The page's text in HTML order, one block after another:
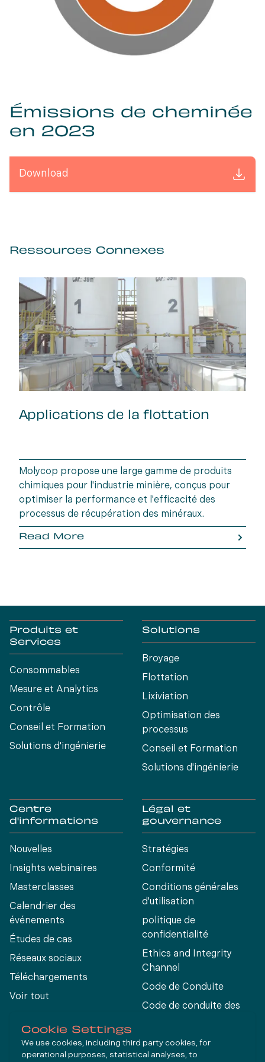
Émissions de cheminée
en 2023
Download
Ressources Connexes
Applications de la flottation
Molycop propose une large gamme de produits
chimiques pour l'industrie minière, conçus pour
optimiser la performance et l'efficacité des
processus de récupération des minéraux.
Read More
Produits et
Services
Consommables
Mesure et Analytics
Contrôle
Conseil et Formation
Solutions d'ingénierie
Solutions
Broyage
Flottation
Lixiviation
Optimisation des
processus
Conseil et Formation
Solutions d'ingénierie
Centre
d'informations
Nouvelles
Insights webinaires
Masterclasses
Calendrier des
événements
Études de cas
Réseaux sociaux
Téléchargements
Voir tout
Légal et
gouvernance
Stratégies
Conformité
Conditions générales
d'utilisation
politique de
confidentialité
Ethics and Integrity
Channel
Code de Conduite
Code de conduite des
Cookie Settings
We use cookies, including third party cookies, for
operational purposes, statistical analyses, to